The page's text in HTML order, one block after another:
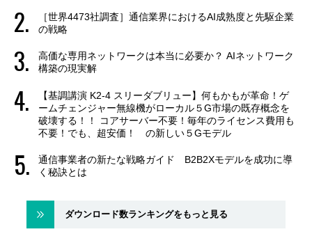
［世界4473社調査］通信業界におけるAI成熟度と先駆企業
の戦略
高価な専用ネットワークは本当に必要か？ AIネットワーク
構築の現実解
【基調講演 K2-4 スリーダブリュー】何もかもが革命！ゲ
ームチェンジャー無線機がローカル５G市場の既存概念を
破壊する！！ コアサーバー不要！毎年のライセンス費用も
不要！でも、超安価！ の新しい５Gモデル
通信事業者の新たな戦略ガイド B2B2Xモデルを成功に導
く秘訣とは
ダウンロード数ランキングをもっと見る